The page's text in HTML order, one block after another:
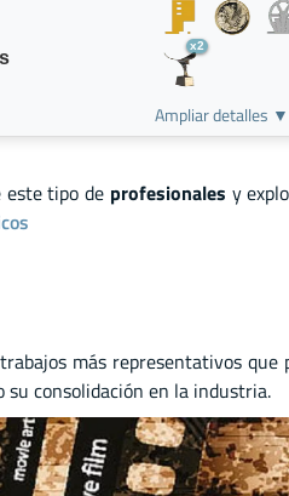
x2
Ampliar detalles ▼
este tipo de profesionales y
más representativos
consolidación en la industria.